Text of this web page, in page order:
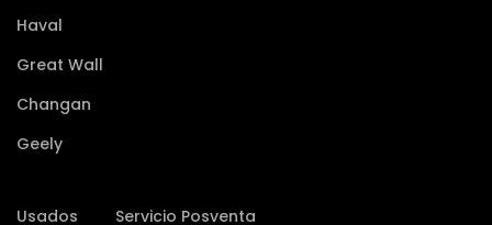
Haval
Great Wall
Changan
Geely
Usados Servicio Posventa